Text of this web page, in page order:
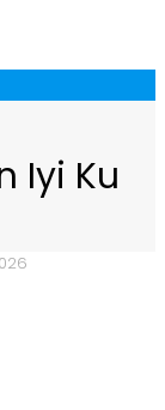
Iyi Ku